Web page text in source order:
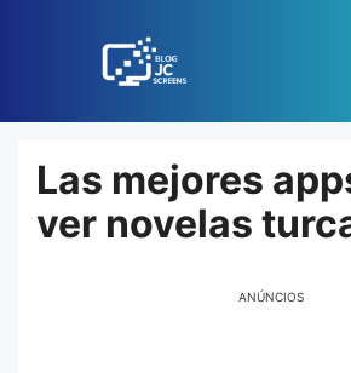
Las mejores
ver novelas
ANÚNCIOS